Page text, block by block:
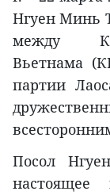
Нгуен Минь
между
Вьетнама
партии
Посол